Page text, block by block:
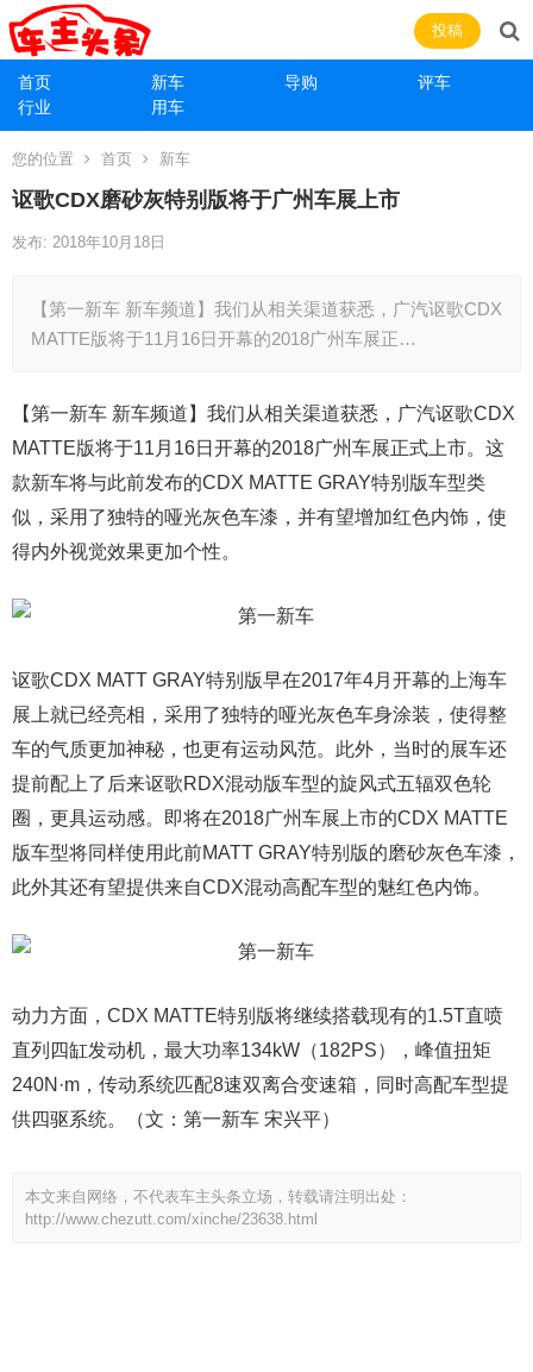
首页 新车 导购
评车
行业
用车
投稿
您的位置 首页 新车
讴歌CDX磨砂灰特别版将于广州车展上市
发布: 2018年10月18日
【第一新车 新车频道】我们从相关渠道获悉，广汽讴歌CDX
MATTE版将于11月16日开幕的2018广州车展正…
【第一新车 新车频道】我们从相关渠道获悉，广汽讴歌CDX
MATTE版将于11月16日开幕的2018广州车展正式上市。这
款新车将与此前发布的CDX MATTE GRAY特别版车型类
似，采用了独特的哑光灰色车漆，并有望增加红色内饰，使
得内外视觉效果更加个性。
讴歌CDX MATT GRAY特别版早在2017年4月开幕的上海车
展上就已经亮相，采用了独特的哑光灰色车身涂装，使得整
车的气质更加神秘，也更有运动风范。此外，当时的展车还
提前配上了后来讴歌RDX混动版车型的旋风式五辐双色轮
圈，更具运动感。即将在2018广州车展上市的CDX MATTE
版车型将同样使用此前MATT GRAY特别版的磨砂灰色车漆，
此外其还有望提供来自CDX混动高配车型的魅红色内饰。
动力方面，CDX MATTE特别版将继续搭载现有的1.5T直喷
直列四缸发动机，最大功率134kW（182PS），峰值扭矩
240N·m，传动系统匹配8速双离合变速箱，同时高配车型提
供四驱系统。（文：第一新车 宋兴平）
本文来自网络，不代表车主头条立场，转载请注明出处：
http://www.chezutt.com/xinche/23638.html